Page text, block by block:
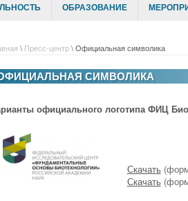
ОБРАЗОВАНИЕ
\ Пресс-центр\Официальная символика
СИМВОЛИКА
официального логотипа ФИЦ
Скачать
Скачать